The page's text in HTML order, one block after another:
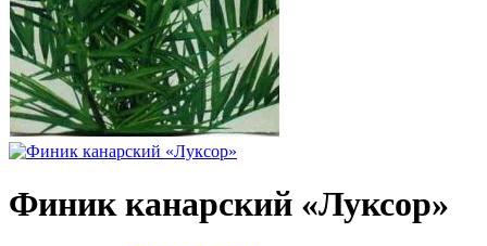
Финик канарский «Луксор»